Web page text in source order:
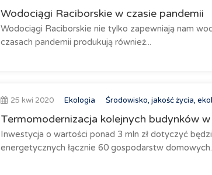
Wodociągi Raciborskie w czasie pandemii
Wodociągi Raciborskie nie tylko zapewniają nam
czasach pandemii produkują również...
25 kwi 2020 Ekologia Środowisko, jakość życia,
Termomodernizacja kolejnych budynków
Inwestycja o wartości ponad 3 mln zł dotyczyć
energetycznych łącznie 60 gospodarstw domowych.